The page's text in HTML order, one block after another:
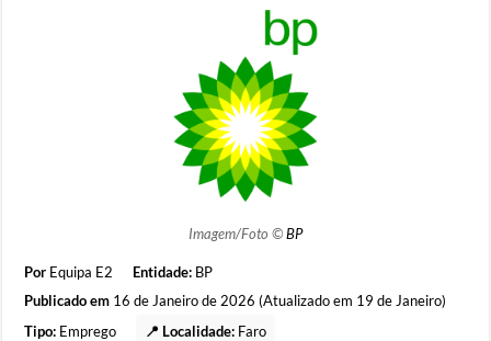
Imagem/Foto ©BP
Por Equipa E2 Entidade: BP
Publicado em 16 de Janeiro de 2026 (Atualizado em 19 de Janeiro)
Tipo: Emprego 📍 Localidade: Faro